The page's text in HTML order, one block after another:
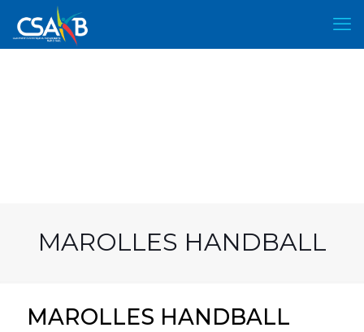
MAROLLES HANDBALL
MAROLLES HANDBALL